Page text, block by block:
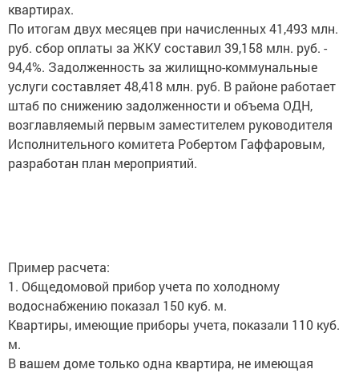
квартирах.
По итогам двух месяцев при начисленных 41,493 млн.
руб. сбор оплаты за ЖКУ составил 39,158 млн. руб. -
94,4%. Задолженность за жилищно-коммунальные
услуги составляет 48,418 млн. руб. В районе работает
штаб по снижению задолженности и объема ОДН,
возглавляемый первым заместителем руководителя
Исполнительного комитета Робертом Гаффаровым,
разработан план мероприятий.
Пример расчета:
1. Общедомовой прибор учета по холодному
водоснабжению показал 150 куб. м.
Квартиры, имеющие приборы учета, показали 110 куб.
м.
В вашем доме только одна квартира, не имеющая